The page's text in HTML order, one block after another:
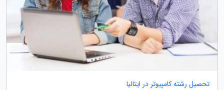
تحصیل رشته کامپیوتر در ایتالیا